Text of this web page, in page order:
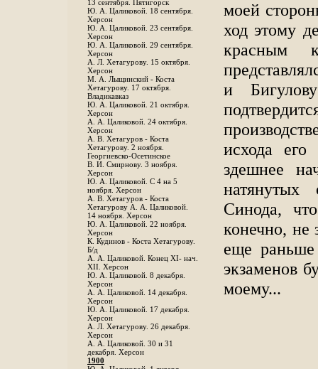
13 сентября. Пятигорск
Ю. А. Цаликовой. 18 сентября.
Херсон
Ю. А. Цаликовой. 23 сентября.
Херсон
Ю. А. Цаликовой. 29 сентября.
Херсон
А. Л. Хетагурову. 15 октября.
Херсон
М. А. Лыщинский - Коста
Хетагурову. 17 октября.
Владикавказ
Ю. А. Цаликовой. 21 октября.
Херсон
А. А. Цаликовой. 24 октября.
Херсон
A. В. Хетагуров - Коста
Хетагурову. 2 ноября.
Георгиевско-Осетинское
B. И. Смирнову. 3 ноября.
Херсон
Ю. А. Цаликовой. С 4 на 5
ноября. Херсон
А. В. Хетагуров - Коста
Хетагурову А. А. Цаликовой.
14 ноября. Херсон
Ю. А. Цаликовой. 22 ноября.
Херсон
К. Кудинов - Коста Хетагурову.
Б/д
А. А. Цаликовой. Конец XI- нач.
XII. Херсон
Ю. А. Цаликовой. 8 декабря.
Херсон
А. А. Цаликовой. 14 декабря.
Херсон
Ю. А. Цаликовой. 17 декабря.
Херсон
А. Л. Хетагурову. 26 декабря.
Херсон
А. А. Цаликовой. 30 и 31
декабря. Херсон
1900
моей
ход этому
красным
и
исхода
здешнее
Синода,
конечно, не
еще раньше
экзаменов
моему...